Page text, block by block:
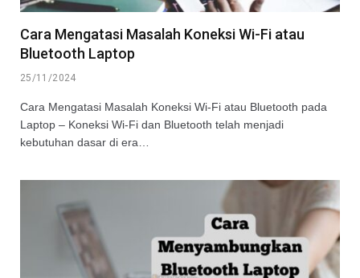
Cara Mengatasi Masalah Koneksi Wi-Fi atau
Bluetooth Laptop
25/11/2024
Cara Mengatasi Masalah Koneksi Wi-Fi atau Bluetooth pada
Laptop – Koneksi Wi-Fi dan Bluetooth telah menjadi
kebutuhan dasar di era…